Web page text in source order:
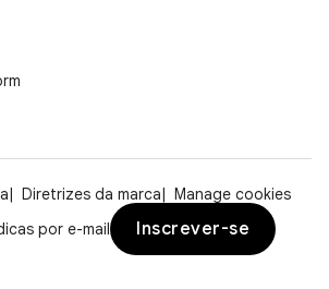
Diretrizes da marca
Manage cookies
por e-mail
Inscrever-se